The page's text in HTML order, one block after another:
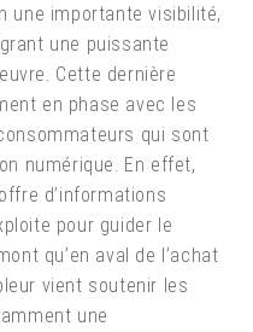
une importante visibilité,
une puissante
Cette dernière
en phase avec les
qui sont
numérique. En effet,
d’informations
pour guider le
qu’en aval de l’achat
vient soutenir les
une